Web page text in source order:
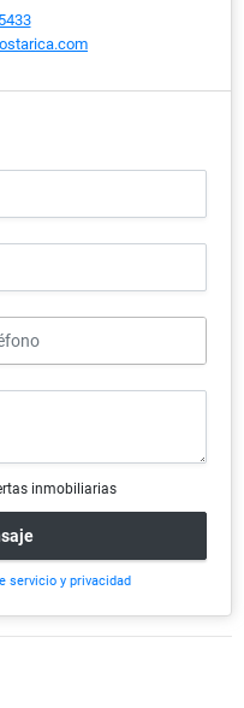
inmobiliarias
servicio y privacidad